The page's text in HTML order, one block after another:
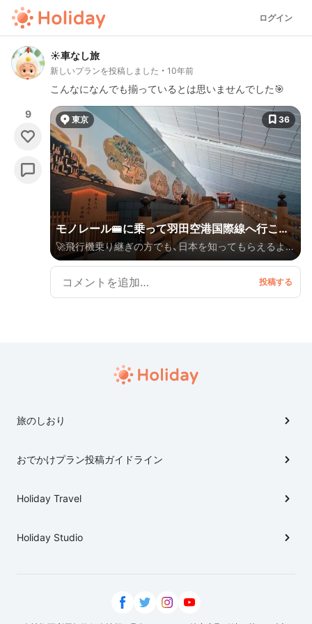
ログイン
☀️車なし旅
新しいプランを投稿しました 10年前
こんなになんでも揃っているとは思いませんでした🎯
9 東京 36
モノレール🚝に乗って羽田空港国際線へ行こう
⭐️展望台・プラネタリウム🌎和スイーツ🍵
🚀飛行機乗り継ぎの方でも、日本を知ってもらえるよう
になのか、 日本のいいところが凝縮されている国際線
🎏 味も見た目も一流な和食定食や、プレミアムなキャ
ラクターショップの数々。そして、スカイツリーと東京
旅のしおり
おでかけプラン投稿ガイドライン
Holiday Travel
Holiday Studio